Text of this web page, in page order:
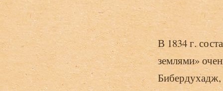
В 1834 г.
землями»